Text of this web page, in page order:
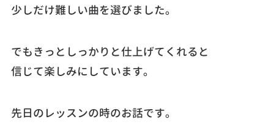
少しだけ難しい曲を選びました。
でもきっとしっかりと仕上げてくれると
信じて楽しみにしています。
先日のレッスンの時のお話です。